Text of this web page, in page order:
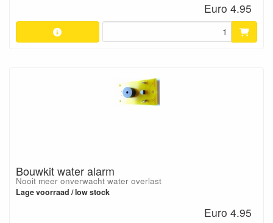
Euro 4.95
Bouwkit water alarm
Nooit meer onverwacht water overlast
Lage voorraad / low stock
Euro 4.95